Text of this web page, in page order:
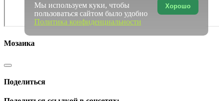
Мозаика
Поделиться
Хорошо
Мы используем куки, чтобы
пользоваться сайтом было удобно
Политика конфиденциальности